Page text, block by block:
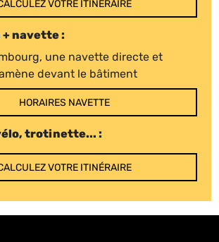
VOTRE ITINÉRAIRE
navette :
une navette directe et
devant le bâtiment
HORAIRES NAVETTE
trotinette... :
VOTRE ITINÉRAIRE